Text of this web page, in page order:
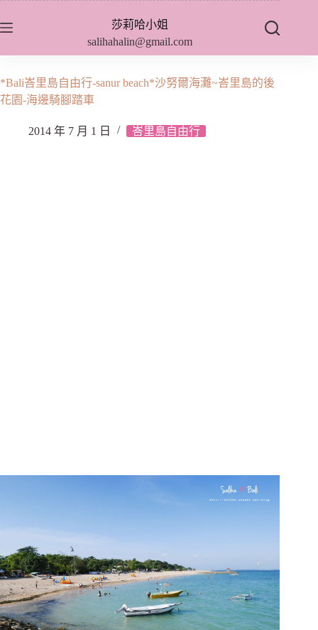
至
內
容
莎莉哈小姐
salihahalin@gmail.com
*Bali峇里島自由行-sanur beach*沙努爾海灘~峇里島的後
花園-海邊騎腳踏車
2014 年 7 月 1 日 峇里島自由行